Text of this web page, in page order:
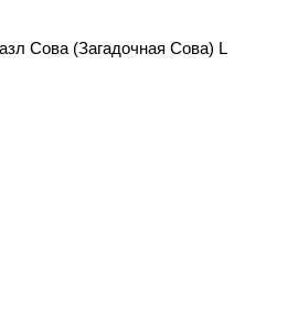
Сова (Загадочная Сова) L